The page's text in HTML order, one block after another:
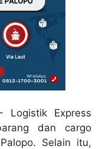
Express
dan cargo
Selain itu,